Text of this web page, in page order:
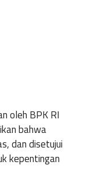
oleh BPK RI
bahwa
dan disetujui
kepentingan